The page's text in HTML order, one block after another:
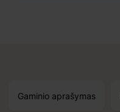
Gaminio aprašymas